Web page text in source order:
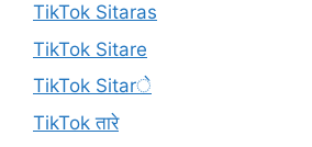
TikTok Sitaras
TikTok Sitare
TikTok Sitarे
TikTok तारे